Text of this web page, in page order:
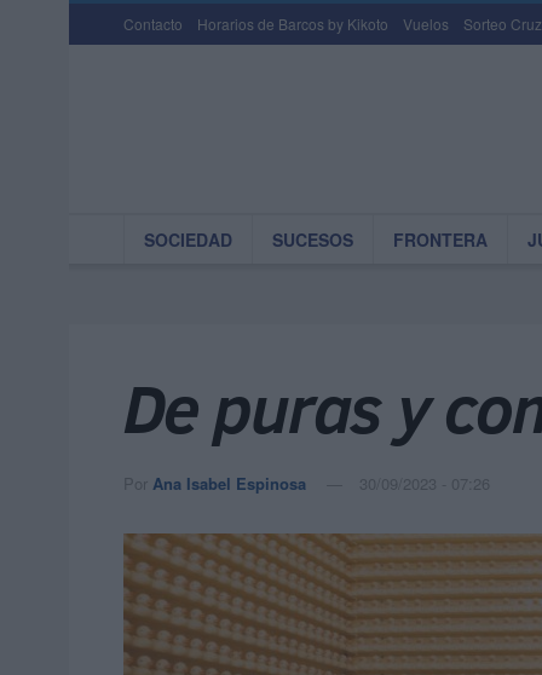
Contacto Horarios de Barcos by Kikoto Vuelos Sorteo
SOCIEDAD SUCESOS FRONTERA
De puras y
Por Ana Isabel Espinosa 30/09/2023 - 07:26